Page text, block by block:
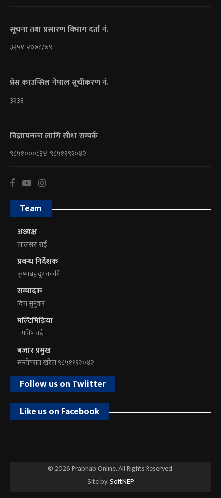
सूचना तथा प्रसारण विभाग दर्ता नं.
३२५१-२०७८/७९
प्रेस काउन्सिल नेपाल सूचीकरण नं.
३२३६
विज्ञापनका लागि सीधा सम्पर्क
९८५१०००८३४, ९८५११९२०४२
Team
अध्यक्ष
लालसरा राई
प्रबन्ध निर्देशक
कृष्णबहादुर कार्की
सम्पादक
दिपा सुनुवार
मल्टिमिडिया
- मनिष राई
बजार प्रमुख
सन्तोषराज खरेल ९८५११९२०४२
Follow us on Twiitter
Like us on Facebook
© 2026 Prabhab Online. All Rights Reserved.
Site by:SoftNEP